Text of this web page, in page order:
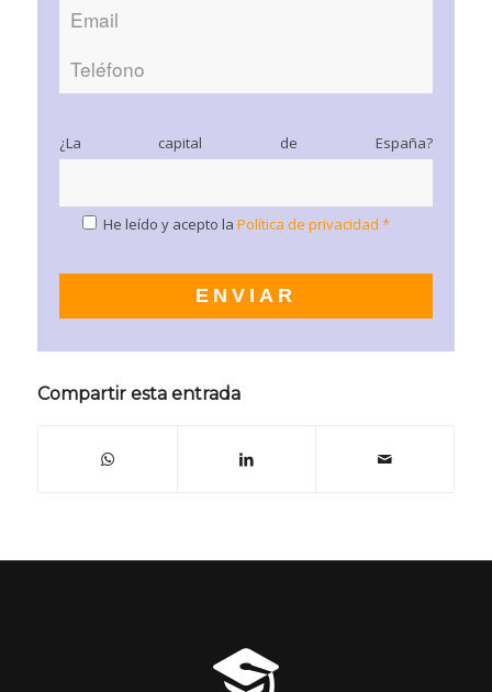
¿La capital de España?
He leído y acepto la Política de privacidad *
Compartir esta entrada